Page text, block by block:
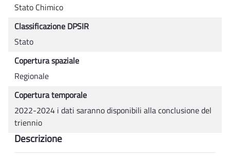
Stato Chimico
Classificazione DPSIR
Stato
Copertura spaziale
Regionale
Copertura temporale
2022-2024 i dati saranno disponibili alla conclusione del
triennio
Descrizione